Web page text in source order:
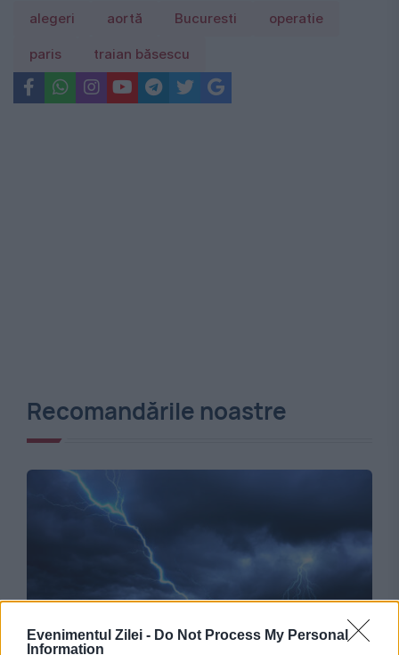
Evenimentul Zilei - Do Not Process My Personal
Information
alegeri aortă Bucuresti operatie
paris traian băsescu
Recomandările noastre